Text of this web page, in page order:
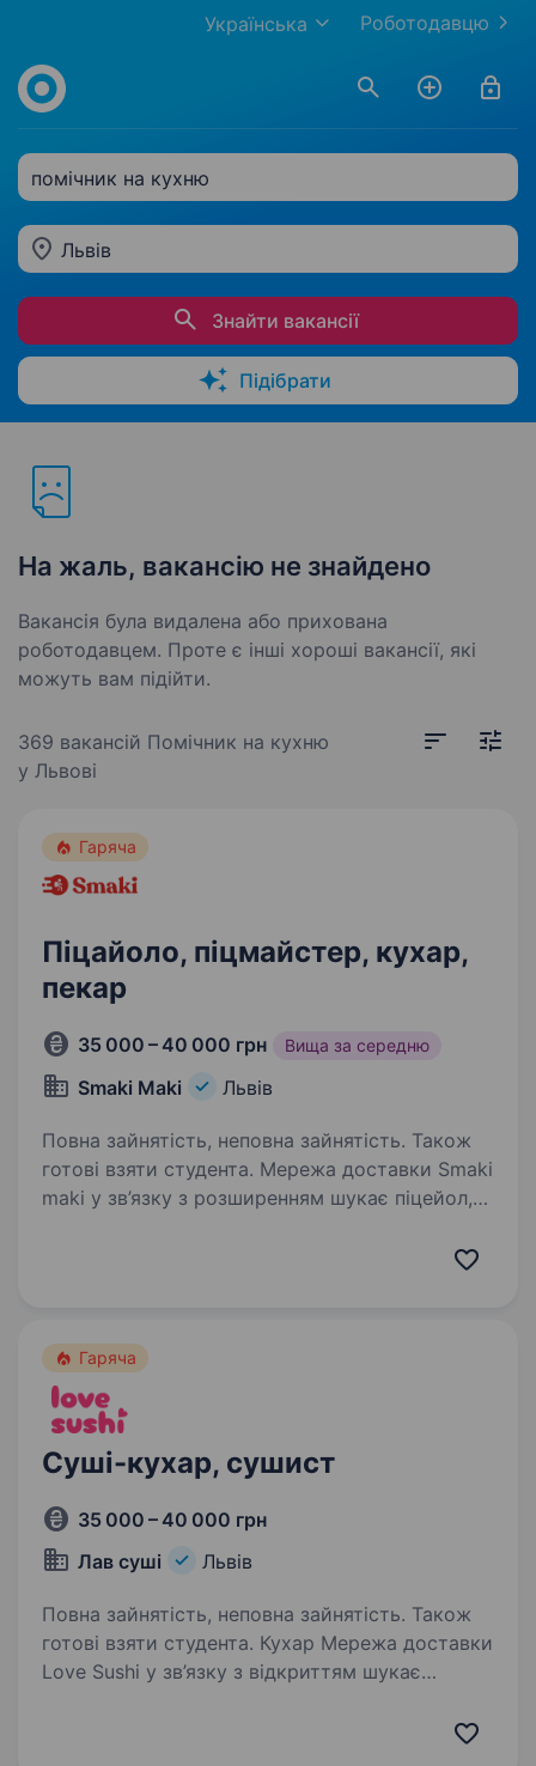
Роботодавцю
Українська
помічник на кухню
Львів
Знайти вакансії
Підібрати
На жаль, вакансію не знайдено
Вакансія була видалена або прихована
роботодавцем. Проте є інші хороші вакансії, які
можуть вам підійти.
369 вакансій Помічник на кухню
у Львові
Гаряча
Піцайоло, піцмайстер, кухар,
пекар
35 000 – 40 000 грн Вища за середню
Smaki Maki Львів
Повна зайнятість, неповна зайнятість. Також
готові взяти студента. Мережа доставки Smaki
maki у зв’язку з розширенням шукає піцейол,
досвіду! РОБОТА НЕДАЛЕКО ВІД ДОМУ! Маємо
Гаряча
Суші-кухар, сушист
35 000 – 40 000 грн
Лав суші
Львів
Повна зайнятість, неповна зайнятість. Також
готові взяти студента. Кухар Мережа доставки
Love Sushi у зв’язку з відкриттям шукає
РОБОТА НЕДАЛЕКО ВІД ДОМУ! маємо локації